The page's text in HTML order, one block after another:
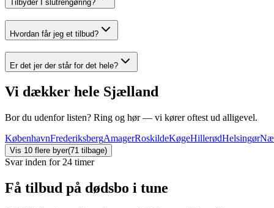
Tilbyder I slutrengøring?
Hvordan får jeg et tilbud?
Er det jer der står for det hele?
Vi dækker hele Sjælland
Bor du udenfor listen? Ring og hør — vi kører oftest ud alligevel.
KøbenhavnFrederiksbergAmagerRoskildeKøgeHillerødHelsingør
Vis 10 flere byer(71 tilbage)
Svar inden for 24 timer
Få tilbud på dødsbo i tune